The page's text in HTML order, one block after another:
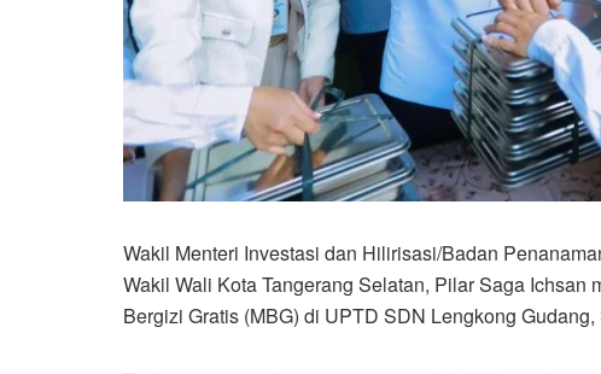
Wakil Menteri Investasi dan Hilirisasi/Badan
Wakil Wali Kota Tangerang Selatan, Pilar Saga
Bergizi Gratis (MBG) di UPTD SDN Lengkong